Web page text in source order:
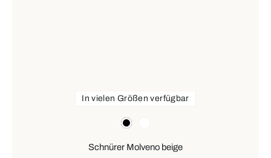
schwarz
In vielen Größen verfügbar
Schnürer Molveno beige